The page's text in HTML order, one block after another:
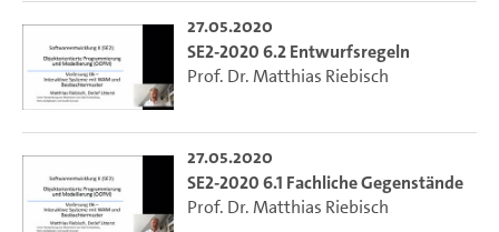
27.05.2020
SE2-2020 6.2 Entwurfsregeln
Prof. Dr. Matthias Riebisch
27.05.2020
SE2-2020 6.1 Fachliche Gegenstände
Prof. Dr. Matthias Riebisch